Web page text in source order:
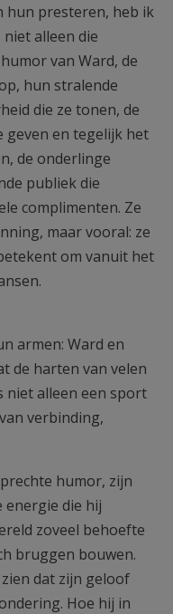
hun presteren, heb ik
alleen die
van Ward, de
hun stralende
die ze tonen, de
geven en tegelijk het
de onderlinge
publiek die
complimenten. Ze
maar vooral: ze
om vanuit het
armen: Ward en
de harten van velen
niet alleen een sport
verbinding,
humor, zijn
energie die hij
zoveel behoefte
bruggen bouwen.
dat zijn geloof
Hoe hij in